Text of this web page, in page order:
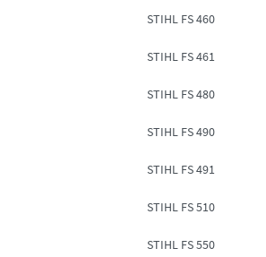
STIHL FS 460
STIHL FS 461
STIHL FS 480
STIHL FS 490
STIHL FS 491
STIHL FS 510
STIHL FS 550